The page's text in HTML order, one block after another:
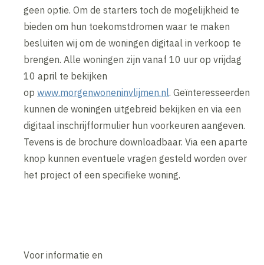
geen optie. Om de starters toch de mogelijkheid te
bieden om hun toekomstdromen waar te maken
besluiten wij om de woningen digitaal in verkoop te
brengen. Alle woningen zijn vanaf 10 uur op vrijdag
10 april te bekijken
opwww.morgenwoneninvlijmen.nl. Geïnteresseerden
kunnen de woningen uitgebreid bekijken en via een
digitaal inschrijfformulier hun voorkeuren aangeven.
Tevens is de brochure downloadbaar. Via een aparte
knop kunnen eventuele vragen gesteld worden over
het project of een specifieke woning.
Voor informatie en